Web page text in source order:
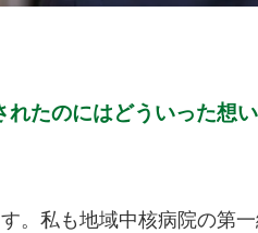
たのにはどういった想
。私も地域中核病院の第